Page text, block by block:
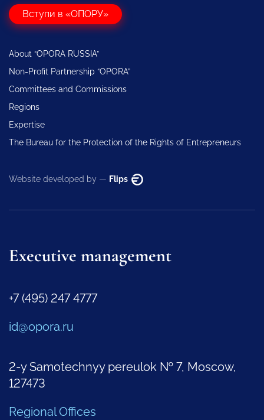
Вступи в «ОПОРУ»
About “OPORA RUSSIA”
Non-Profit Partnership “OPORA”
Committees and Commissions
Regions
Expertise
The Bureau for the Protection of the Rights of Entrepreneurs
Website developed by — Flips
Executive management
+7 (495) 247 4777
id@opora.ru
2-y Samotechnyy pereulok № 7, Moscow,
127473
Regional Offices